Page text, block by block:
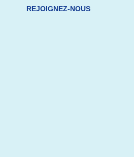
REJOIGNEZ-NOUS